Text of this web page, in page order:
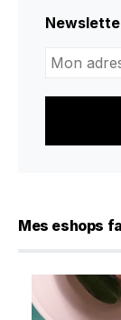
adresse
mail
Mes eshops